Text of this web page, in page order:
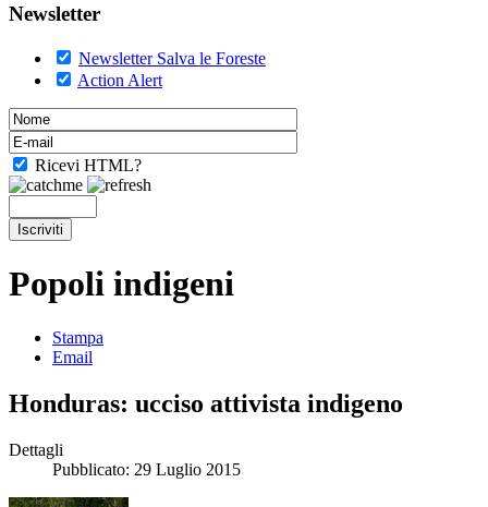
Newsletter
Newsletter Salva le Foreste
Action Alert
Ricevi HTML?
Popoli indigeni
Stampa
Email
Honduras: ucciso attivista indigeno
Dettagli
Pubblicato: 29 Luglio 2015